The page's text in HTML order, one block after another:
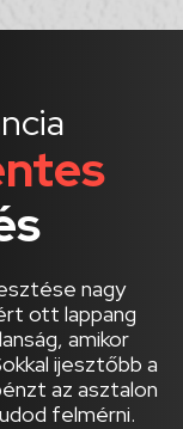
nagy
ott lappang
amikor
ijesztőbb a
az asztalon
felmérni.